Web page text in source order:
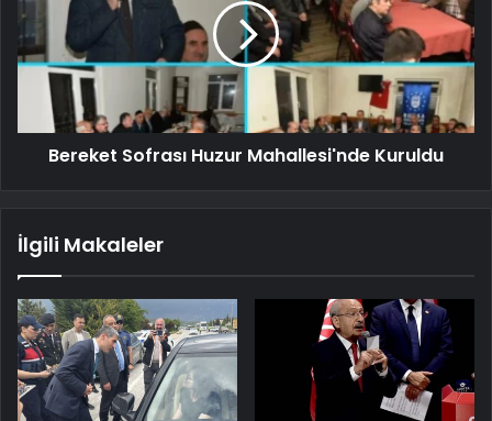
Bereket Sofrası Huzur Mahallesi'nde Kuruldu
İlgili Makaleler